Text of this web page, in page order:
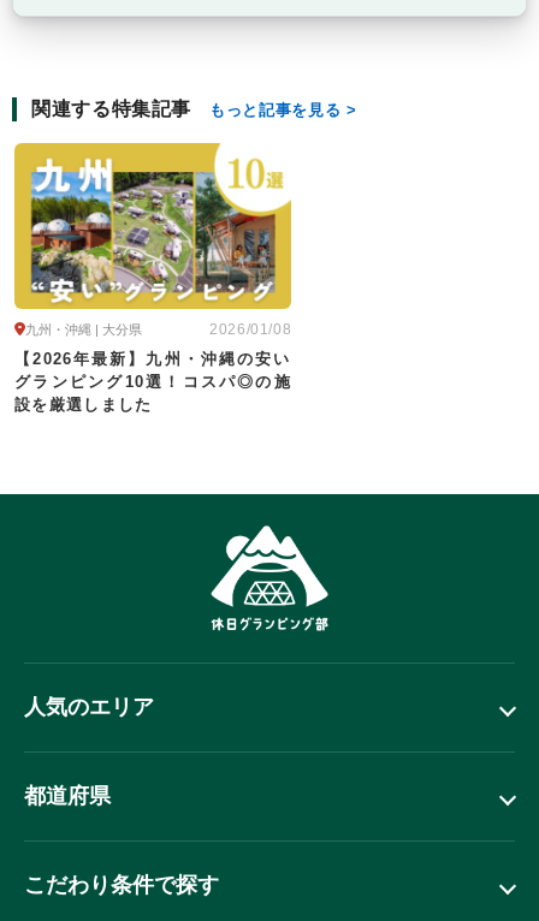
関連する特集記事 もっと記事を見る
2026/01/08
九州・沖縄 | 大分県
【2026年最新】九州・沖縄の安い
グランピング10選！コスパ◎の施
設を厳選しました
人気のエリア
都道府県
こだわり条件で探す